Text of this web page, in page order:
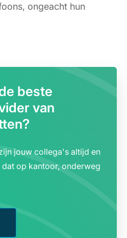
ongeacht hun
beste
van
jouw collega's altijd en
op kantoor, onderweg